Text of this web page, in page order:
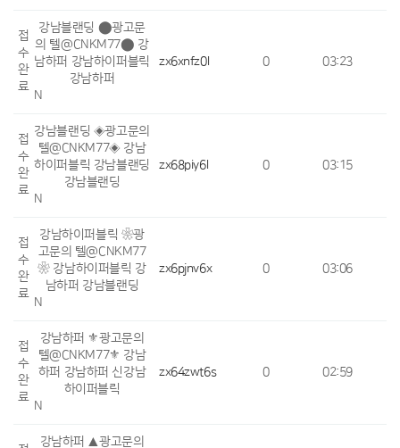
접
수
완
료
강남블랜딩 ⬤광고문
의 텔@CNKM77⬤ 강
남하퍼 강남하이퍼블릭
강남하퍼
N
zx6xnfz0l 0 03:23
접
수
완
료
강남블랜딩 ◈광고문의
텔@CNKM77◈ 강남
하이퍼블릭 강남블랜딩
강남블랜딩
N
zx68piy6l 0 03:15
접
수
완
료
강남하이퍼블릭 ❀광
고문의 텔@CNKM77
❀ 강남하이퍼블릭 강
남하퍼 강남블랜딩
N
zx6pjnv6x 0 03:06
접
수
완
료
강남하퍼 ⚜광고문의
텔@CNKM77⚜ 강남
하퍼 강남하퍼 신강남
하이퍼블릭
N
zx64zwt6s 0 02:59
강남하퍼 ▲광고문의